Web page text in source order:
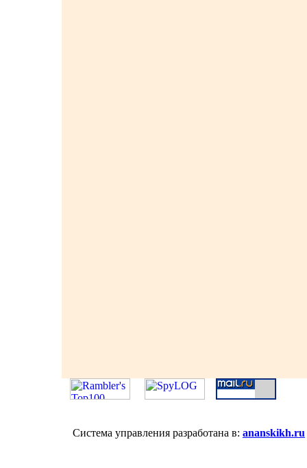
Система управления разработана в: ananskikh.ru